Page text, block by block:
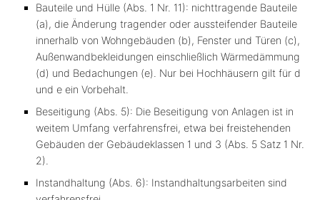
Bauteile und Hülle (Abs. 1 Nr. 11): nichttragende Bauteile
(a), die Änderung tragender oder aussteifender Bauteile
innerhalb von Wohngebäuden (b), Fenster und Türen (c),
Außenwandbekleidungen einschließlich Wärmedämmung
(d) und Bedachungen (e). Nur bei Hochhäusern gilt für d
und e ein Vorbehalt.
Beseitigung (Abs. 5): Die Beseitigung von Anlagen ist in
weitem Umfang verfahrensfrei, etwa bei freistehenden
Gebäuden der Gebäudeklassen 1 und 3 (Abs. 5 Satz 1 Nr.
2).
Instandhaltung (Abs. 6): Instandhaltungsarbeiten sind